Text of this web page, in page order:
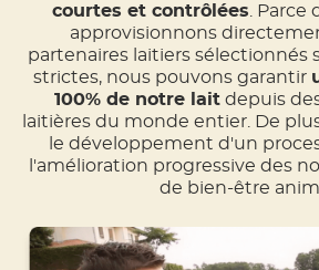
courtes et contrôlées .
approvisionnons
partenaires laitiers sélectionnés
strictes, nous pouvons garantir
100% de notre lait depuis
laitières du monde entier. De
le développement d'un
l'amélioration progressive des
de bien-être